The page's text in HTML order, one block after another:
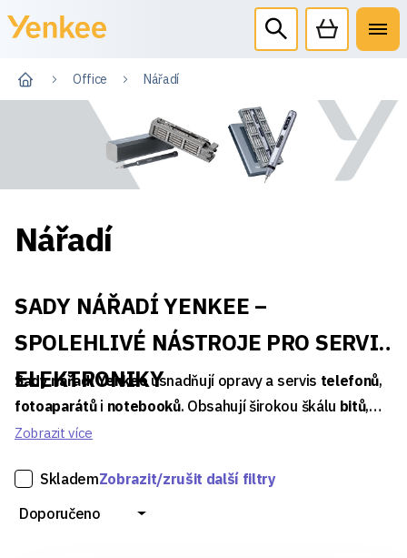
Office Nářadí
Nářadí
SADY NÁŘADÍ YENKEE –
SPOLEHLIVÉ NÁSTROJE PRO SERVIS
ELEKTRONIKY
Sady nářadí Yenkeeusnadňují opravy a servis telefonů,
fotoaparátůi notebooků. Obsahují širokou škálu bitů,
přesnou pinzetu
Prémiové zpracování
Zobrazit více
SklademZobrazit/zrušit další filtry
Doporučeno